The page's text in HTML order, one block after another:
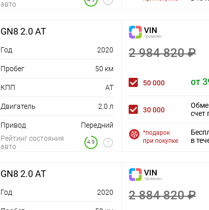
авто
GN8 2.0 AT
Год 2020
Пробег 50 км
КПП AT
Двигатель 2.0 л
Привод
Передний
Рейтинг состояния
авто
4.9
2 984 820 ₽
50 000 от
30 000
счет
*подарок
при покупке
в
GN8 2.0 AT
Год 2020 2 884 820 ₽